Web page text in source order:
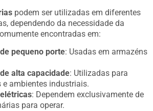
podem ser utilizadas em diferentes
dependendo da necessidade da
encontradas em:
pequeno porte: Usadas em armazéns
alta capacidade: Utilizadas para
e ambientes industriais.
: Dependem exclusivamente de
para operar.